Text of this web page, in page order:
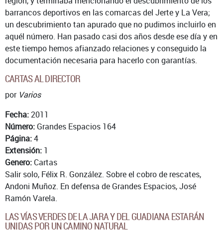
barrancos deportivos en las comarcas del Jerte y La Vera;
un descubrimiento tan apurado que no pudimos incluirlo en
aquél número. Han pasado casi dos años desde ese día y en
este tiempo hemos afianzado relaciones y conseguido la
documentación necesaria para hacerlo con garantías.
CARTAS AL DIRECTOR
por Varios
Fecha:2011
Número: Grandes Espacios 164
Página:4
Extensión: 1
Genero: Cartas
Salir solo, Félix R. González. Sobre el cobro de rescates,
Andoni Muñoz. En defensa de Grandes Espacios, José
Ramón Varela.
LAS VÍAS VERDES DE LA JARA Y DEL GUADIANA ESTARÁN
UNIDAS POR UN CAMINO NATURAL